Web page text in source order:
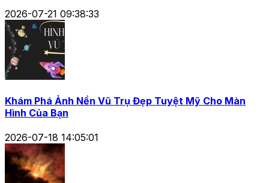
2026-07-21 09:38:33
Khám Phá Ảnh Nền Vũ Trụ Đẹp Tuyệt Mỹ Cho Màn
Hình Của Bạn
2026-07-18 14:05:01